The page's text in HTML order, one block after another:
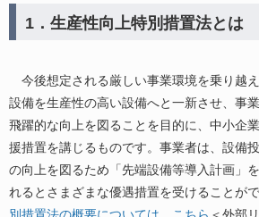
1．生産性向上特別措置法とは
今後想定される厳しい事業環境を乗り越
設備を生産性の高い設備へと一新させ、事
飛躍的な向上を図ることを目的に、中小企
援措置を講じるものです。事業者は、設備
の向上を図るため「先端設備等導入計画」
れるとさまざまな優遇措置を受けることがで